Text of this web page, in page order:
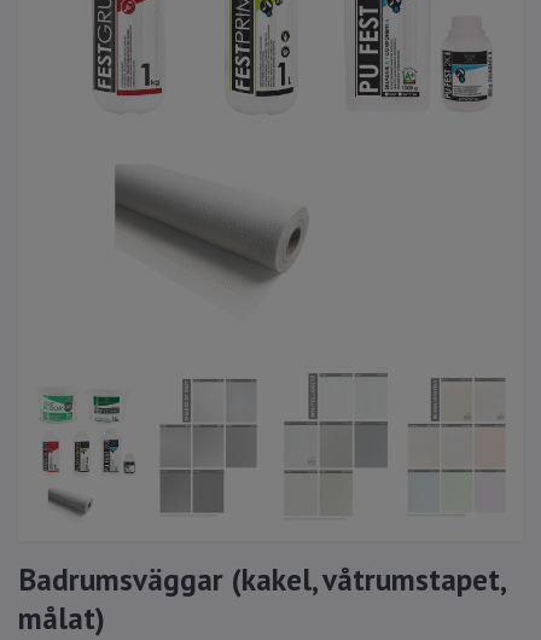
Badrumsväggar (kakel, våtrumstapet,
målat)